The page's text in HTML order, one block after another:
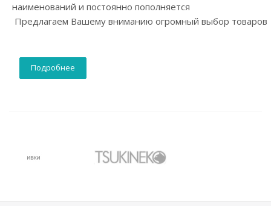
наименований и постоянно пополняется
Предлагаем Вашему вниманию огромный выбор товаров
Подробнее